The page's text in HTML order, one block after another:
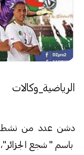
الرياضية_وكالات
دشن عدد من نشطاء
باسم "شجع